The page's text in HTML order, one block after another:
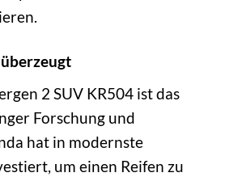
2 SUV KR504 ist das
Forschung und
hat in modernste
um einen Reifen zu